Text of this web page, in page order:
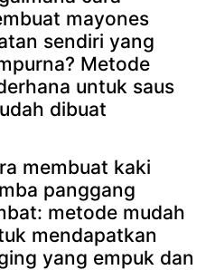
mayones
sendiri yang
Metode
untuk saus
dibuat
membuat kaki
panggang
metode mudah
mendapatkan
yang empuk dan